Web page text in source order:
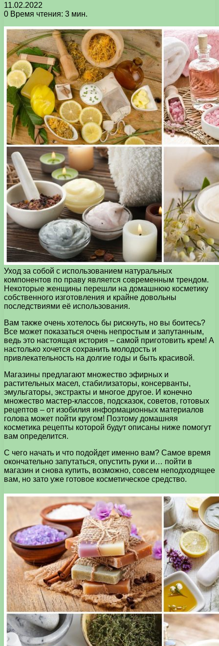
11.02.2022
0 Время чтения: 3 мин.
Уход за собой с использованием натуральных
компонентов по праву является современным трендом.
Некоторые женщины перешли на домашнюю косметику
собственного изготовления и крайне довольны
последствиями её использования.
Вам также очень хотелось бы рискнуть, но вы боитесь?
Все может показаться очень непростым и запутанным,
ведь это настоящая история – самой приготовить крем! А
настолько хочется сохранить молодость и
привлекательность на долгие годы и быть красивой.
Магазины предлагают множество эфирных и
растительных масел, стабилизаторы, консерванты,
эмульгаторы, экстракты и многое другое. И конечно
множество мастер-классов, подсказок, советов, готовых
рецептов – от изобилия информационных материалов
голова может пойти кругом! Поэтому домашняя
косметика рецепты которой будут описаны ниже помогут
вам определится.
С чего начать и что подойдет именно вам? Самое время
окончательно запутаться, опустить руки и… пойти в
магазин и снова купить, возможно, совсем неподходящее
вам, но зато уже готовое косметическое средство.